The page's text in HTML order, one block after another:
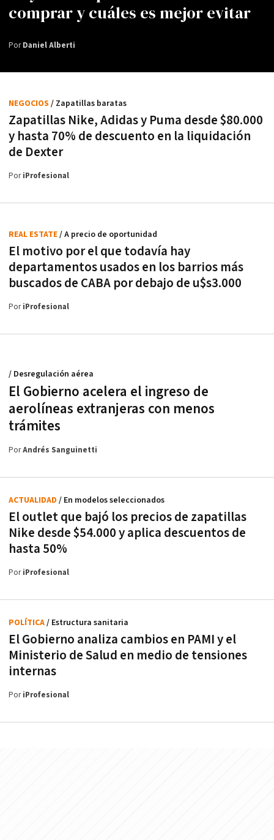
comprar y cuáles es mejor evitar
PorDaniel Alberti
Zapatillas Nike, Adidas y Puma desde $80.000
y hasta 70% de descuento en la liquidación
de Dexter
NEGOCIOS / Zapatillas baratas
PoriProfesional
El motivo por el que todavía hay
departamentos usados en los barrios más
buscados de CABA por debajo de u$s3.000
REAL ESTATE/ A precio de oportunidad
PoriProfesional
El Gobierno acelera el ingreso de
aerolíneas extranjeras con menos
trámites
/ Desregulación aérea
PorAndrés Sanguinetti
El outlet que bajó los precios de zapatillas
Nike desde $54.000 y aplica descuentos de
hasta 50%
ACTUALIDAD / En modelos seleccionados
PoriProfesional
El Gobierno analiza cambios en PAMI y el
Ministerio de Salud en medio de tensiones
internas
POLÍTICA/ Estructura sanitaria
PoriProfesional